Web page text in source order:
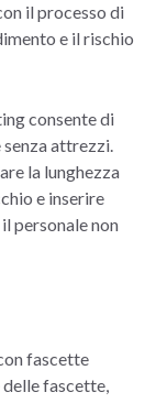
il processo di
e il rischio
consente di
attrezzi.
la lunghezza
e inserire
personale non
fascette
fascette,